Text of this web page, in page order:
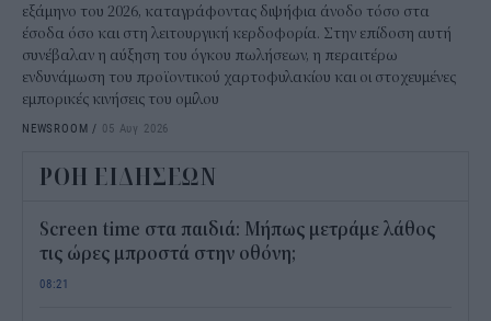
εξάμηνο του 2026, καταγράφοντας διψήφια άνοδο τόσο στα
έσοδα όσο και στη λειτουργική κερδοφορία. Στην επίδοση αυτή
συνέβαλαν η αύξηση του όγκου πωλήσεων, η περαιτέρω
ενδυνάμωση του προϊοντικού χαρτοφυλακίου και οι στοχευμένες
εμπορικές κινήσεις του ομίλου
NEWSROOM / 05 Αυγ 2026
ΡΟΗ ΕΙΔΗΣΕΩΝ
Screen time στα παιδιά: Μήπως μετράμε λάθος
τις ώρες μπροστά στην οθόνη;
08:21